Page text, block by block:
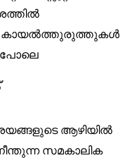
കായൽത്തുരുത്തുകൾ
പോലെ
ആഴിയിൽ
സമകാലിക